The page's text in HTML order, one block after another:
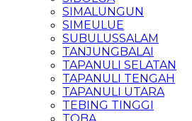
SIMALUNGUN
SIMEULUE
SUBULUSSALAM
TANJUNGBALAI
TAPANULI SELATAN
TAPANULI TENGAH
TAPANULI UTARA
TEBING TINGGI